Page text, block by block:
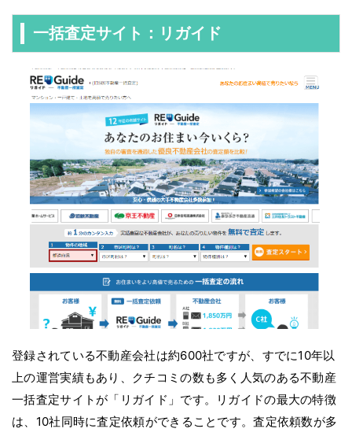
一括査定サイト：リガイド
登録されている不動産会社は約600社ですが、すでに10年以
上の運営実績もあり、クチコミの数も多く人気のある不動産
一括査定サイトが「リガイド」です。リガイドの最大の特徴
は、10社同時に査定依頼ができることです。査定依頼数が多